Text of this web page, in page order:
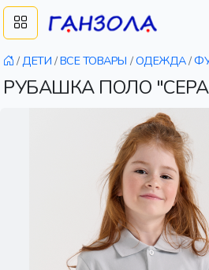
/ДЕТИ /ВСЕ ТОВАРЫ /ОДЕЖДА/
РУБАШКА ПОЛО